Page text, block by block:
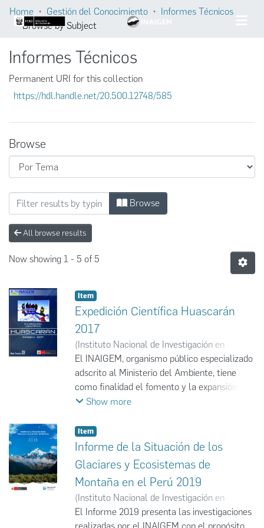
Home Gestión del Conocimiento
Informes Técnicos
Browse by Subject
Informes Técnicos
Permanent URI for this collection
https://hdl.handle.net/20.500.12748/585
Browse
Browsing Informes Técnicos by Subject
Browse
All browse results
Now showing 1 - 5 of 5
Item
Expedición Científica Huascarán
2017
(Instituto Nacional de Investigación en
Glaciares y Ecosistemas de Montaña,2017-
09)Instituto Nacional de Investigación en
Glaciares y Ecosistemas de Montaña
El INAIGEM, organismo público especializado
adscrito al Ministerio del Ambiente, tiene
como finalidad el fomento y la expansión de
la investigación científica y tecnológica en el
montaña, promoviendo una gestión sostenible
que beneficie a las poblaciones que viven en o
se beneficien de dichos ecosistemas.
Por ello, el INAIGEM viene monitoreando el
comportamiento de los frentes glaciar en
diversos ámbitos del Perú(nevados Palcaraju,
Show more
Item
Informe de la Situación de los
Glaciares y Ecosistemas de
Montaña en el Perú 2019
(Instituto Nacional de Investigación en
Glaciares y Ecosistemas de Montaña,2021-
El Informe 2019 presenta las investigaciones